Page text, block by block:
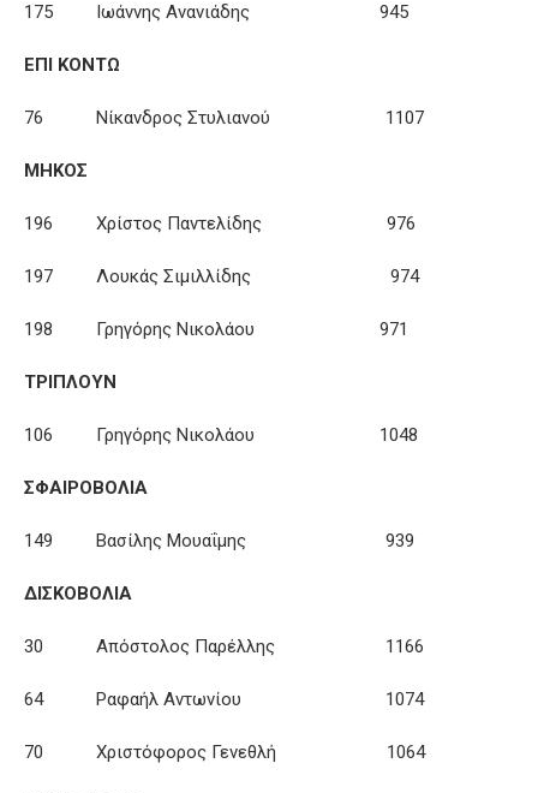
175 Ιωάννης Ανανιάδης 945
ΕΠΙ ΚΟΝΤΩ
76 Νίκανδρος Στυλιανού 1107
ΜΗΚΟΣ
196 Χρίστος Παντελίδης 976
197 Λουκάς Σιμιλλίδης 974
198 Γρηγόρης Νικολάου 971
ΤΡΙΠΛΟΥΝ
106 Γρηγόρης Νικολάου 1048
ΣΦΑΙΡΟΒΟΛΙΑ
149 Βασίλης Μουαΐμης 939
ΔΙΣΚΟΒΟΛΙΑ
30 Απόστολος Παρέλλης 1166
64 Ραφαήλ Αντωνίου 1074
70 Χριστόφορος Γενεθλή 1064